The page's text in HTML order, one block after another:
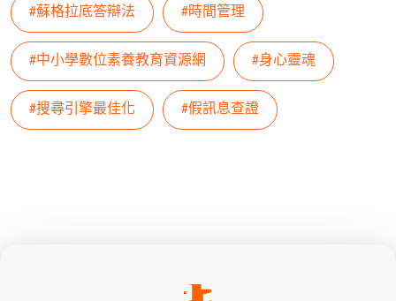
#蘇格拉底答辯法 #時間管理
#中小學數位素養教育資源網 #身心靈魂
#搜尋引擎最佳化 #假訊息查證